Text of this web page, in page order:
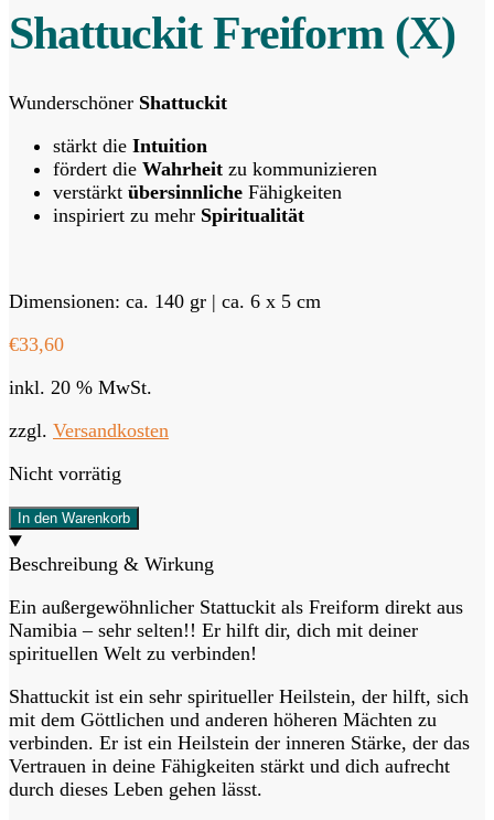
Shattuckit Freiform (X)
Wunderschöner Shattuckit
stärkt die Intuition
fördert die Wahrheit zu kommunizieren
verstärkt übersinnliche Fähigkeiten
inspiriert zu mehr Spiritualität
Dimensionen: ca. 140 gr | ca. 6 x 5 cm
€33,60
inkl. 20 % MwSt.
zzgl. Versandkosten
Nicht vorrätig
In den Warenkorb
Beschreibung & Wirkung
Ein außergewöhnlicher Stattuckit als Freiform direkt aus
Namibia – sehr selten!! Er hilft dir, dich mit deiner
spirituellen Welt zu verbinden!
Shattuckit ist ein sehr spiritueller Heilstein, der hilft, sich
mit dem Göttlichen und anderen höheren Mächten zu
verbinden. Er ist ein Heilstein der inneren Stärke, der das
Vertrauen in deine Fähigkeiten stärkt und dich aufrecht
durch dieses Leben gehen lässt.